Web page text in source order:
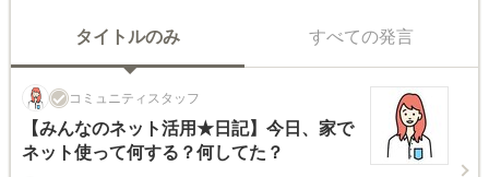
タイトルのみ すべての発言
コミュニティスタッフ
【みんなのネット活用★日記】今日、家で
ネット使って何する？何してた？